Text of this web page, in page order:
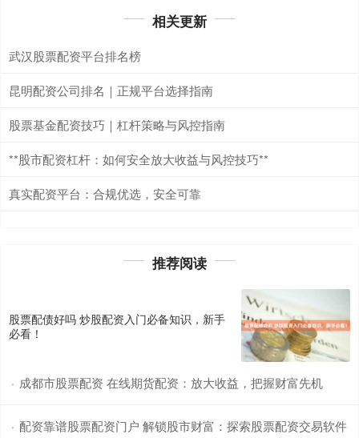
相关更新
武汉股票配资平台排名榜
昆明配资公司排名｜正规平台选择指南
股票基金配资技巧｜杠杆策略与风控指南
**股市配资杠杆：如何安全放大收益与风控技巧**
真实配资平台：合规优选，安全可靠
推荐阅读
股票配债好吗 炒股配资入门必备知识，新手
必看！
· 成都市股票配资 在线期货配资：放大收益，把握财富先机
· 配资靠谱股票配资门户 解锁股市财富：探索股票配资交易软件